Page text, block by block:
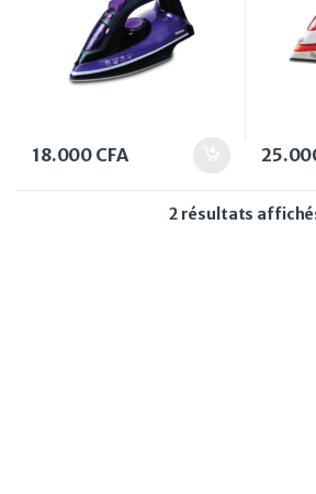
18.000 CFA
2 résultats